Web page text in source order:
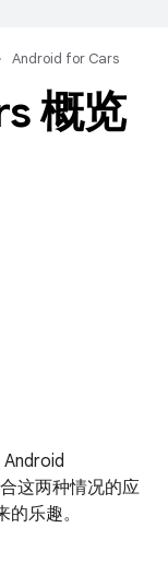
Android for Cars
概览
这两种情况的应
乐趣。